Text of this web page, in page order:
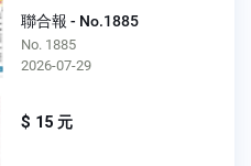
聯合報 - No.1885
No. 1885
2026-07-29
$ 15 元